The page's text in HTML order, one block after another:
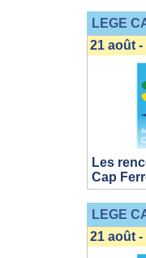
LEGE
Les
Cap
21 août -
LEGE
21 août -